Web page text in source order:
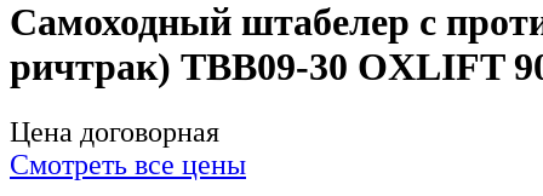
Самоходный штабелер с
ричтрак) TBB09-30 OXLIFT
Цена договорная
Смотреть все цены